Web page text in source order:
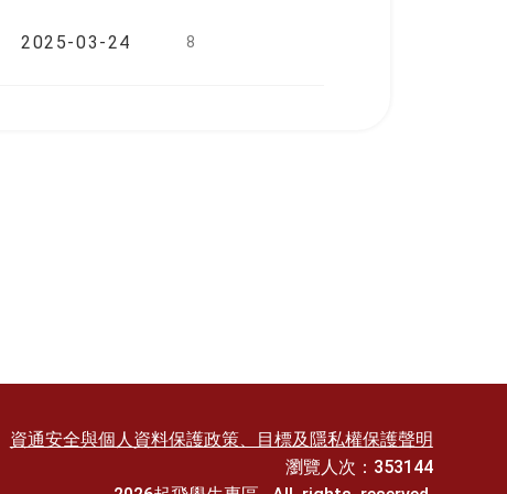
2025-03-24 8
資通安全與個人資料保護政策、目標及隱私權保護聲明
瀏覽人次：353144